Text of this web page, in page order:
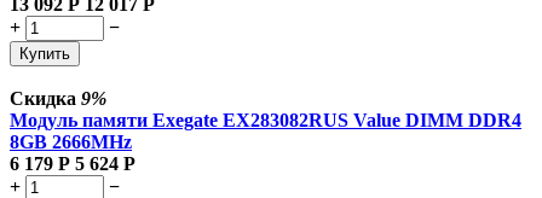
+
−
Купить
Скидка 9%
Модуль памяти Exegate EX283082RUS Value DIMM DDR4
8GB 2666MHz
6 179 Р 5 624 Р
+
−